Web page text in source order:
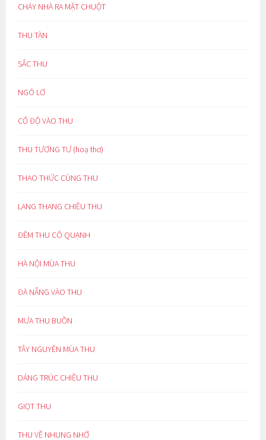
CHÁY NHÀ RA MẶT CHUỘT
THU TÀN
SẮC THU
NGÓ LƠ
CỔ ĐỘ VÀO THU
THU TƯƠNG TƯ (hoạ thơ)
THAO THỨC CÙNG THU
LANG THANG CHIỀU THU
ĐÊM THU CÔ QUẠNH
HÀ NỘI MÙA THU
ĐÀ NẴNG VÀO THU
MƯA THU BUỒN
TÂY NGUYÊN MÙA THU
DÁNG TRÚC CHIỀU THU
GIỌT THU
THU VỀ NHUNG NHỚ